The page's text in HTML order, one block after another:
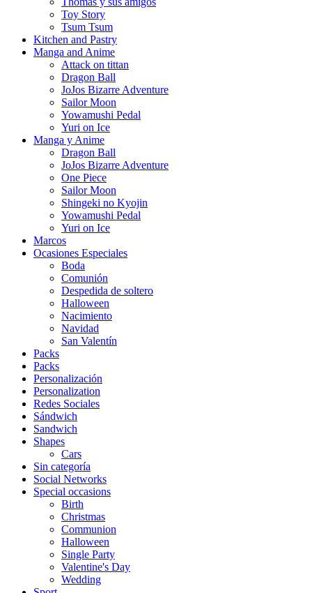
Toy Story
Tsum Tsum
Kitchen and Pastry
Manga and Anime
Attack on tittan
Dragon Ball
JoJos Bizarre Adventure
Sailor Moon
Yowamushi Pedal
Yuri on Ice
Manga y Anime
Dragon Ball
JoJos Bizarre Adventure
One Piece
Sailor Moon
Shingeki no Kyojin
Yowamushi Pedal
Yuri on Ice
Marcos
Ocasiones Especiales
Boda
Comunión
Despedida de soltero
Halloween
Nacimiento
Navidad
San Valentín
Packs
Packs
Personalización
Personalization
Redes Sociales
Sándwich
Sandwich
Shapes
Cars
Sin categoría
Social Networks
Special occasions
Birth
Christmas
Communion
Halloween
Single Party
Valentine's Day
Wedding